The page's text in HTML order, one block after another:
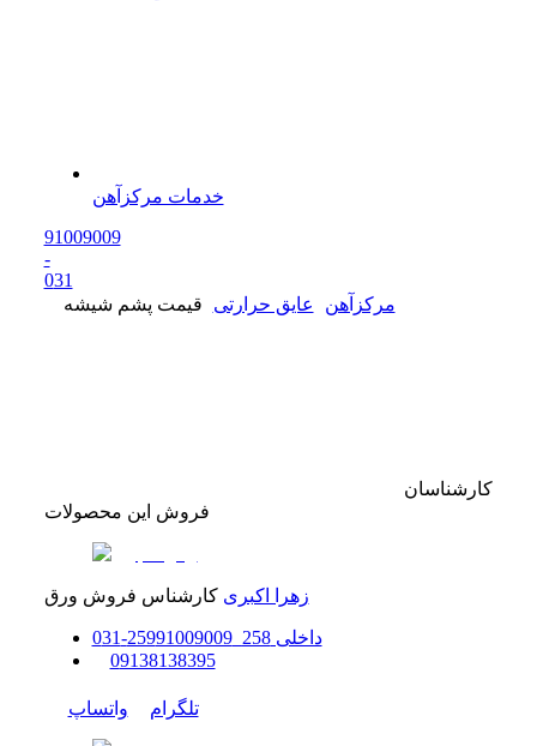
خدمات مرکزآهن
91009009
-
031
مرکزآهن
عایق حرارتی قیمت پشم شیشه
کارشناسان
فروش این محصولات
زهرا اکبری کارشناس فروش ورق
داخلی258_259
91009009
-
031
09138138395
تلگرام واتساپ